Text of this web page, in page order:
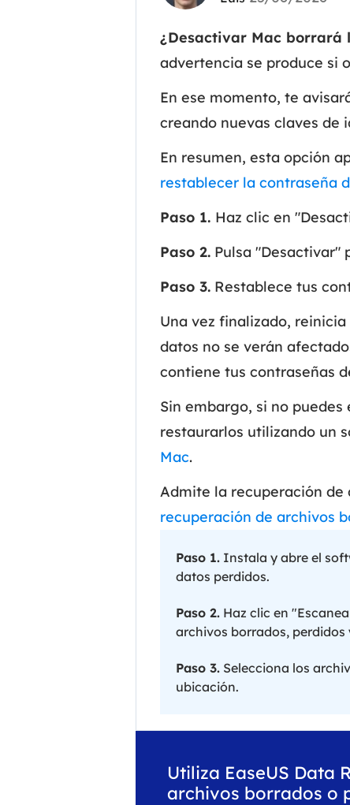
¿Desactivar Mac borrará
advertencia se produce si
En ese momento, te
creando nuevas claves de
En resumen, esta opción
restablecer la contraseña
Paso 1. Haz clic en
Paso 2. Pulsa "Desactivar"
Paso 3. Restablece tus
Una vez finalizado,
datos no se verán
contiene tus contraseñas
Sin embargo, si no
restaurarlos utilizando un
Mac.
Admite la recuperación de
recuperación de archivos
Paso 1. Instala y abre el
datos perdidos.
Paso 2. Haz clic en
archivos borrados, perdidos
Paso 3. Selecciona los
ubicación.
Utiliza EaseUS Data
archivos borrados o